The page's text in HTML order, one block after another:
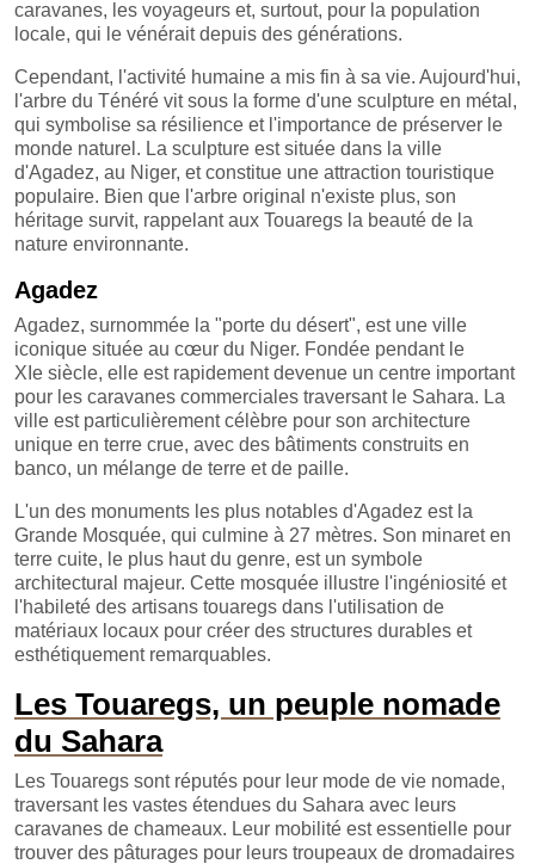
caravanes, les voyageurs et, surtout, pour la population
locale, qui le vénérait depuis des générations.
Cependant, l'activité humaine a mis fin à sa vie. Aujourd'hui,
l'arbre du Ténéré vit sous la forme d'une sculpture en métal,
qui symbolise sa résilience et l'importance de préserver le
monde naturel. La sculpture est située dans la ville
d'Agadez, au Niger, et constitue une attraction touristique
populaire. Bien que l'arbre original n'existe plus, son
héritage survit, rappelant aux Touaregs la beauté de la
nature environnante.
Agadez
Agadez, surnommée la "porte du désert", est une ville
iconique située au cœur du Niger. Fondée pendant le
XIe siècle, elle est rapidement devenue un centre important
pour les caravanes commerciales traversant le Sahara. La
ville est particulièrement célèbre pour son architecture
unique en terre crue, avec des bâtiments construits en
banco, un mélange de terre et de paille.
L'un des monuments les plus notables d'Agadez est la
Grande Mosquée, qui culmine à 27 mètres. Son minaret en
terre cuite, le plus haut du genre, est un symbole
architectural majeur. Cette mosquée illustre l'ingéniosité et
l'habileté des artisans touaregs dans l'utilisation de
matériaux locaux pour créer des structures durables et
esthétiquement remarquables.
Les Touaregs, un peuple nomade
du Sahara
Les Touaregs sont réputés pour leur mode de vie nomade,
traversant les vastes étendues du Sahara avec leurs
caravanes de chameaux. Leur mobilité est essentielle pour
trouver des pâturages pour leurs troupeaux de dromadaires